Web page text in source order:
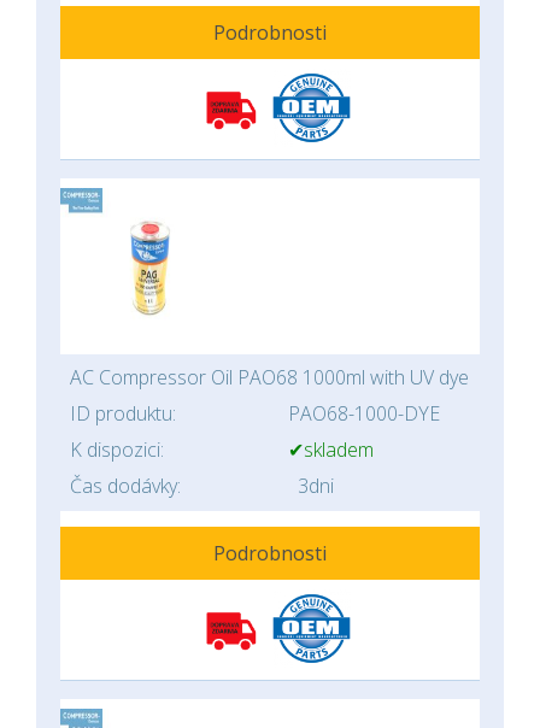
Podrobnosti
AC Compressor Oil PAO68 1000ml with UV dye
ID produktu:
PAO68-1000-DYE
K dispozici:
✔skladem
Čas dodávky:
3dni
Podrobnosti